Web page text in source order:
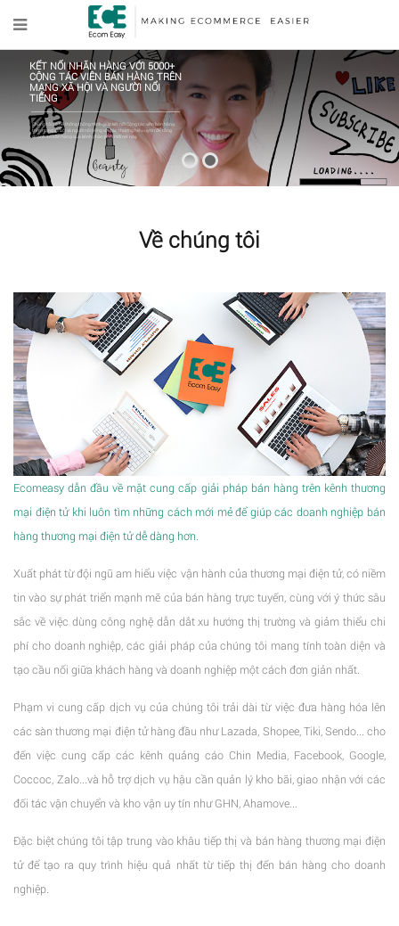
KẾT NỐI NHÃN HÀNG VỚI 5000+
CỘNG TÁC VIÊN BÁN HÀNG TRÊN
MẠNG XÃ HỘI VÀ NGƯỜI NỔI
TIẾNG
Chúng tôi có hệ thống thông minh giúp kết nối Cộng tác viên bán hàng
trên mạng xã hội và người nổi tiếng với các thương hiệu uy tín để tăng
doanh số bán hàng qua kênh phân phối mới mẻ này.
Về chúng tôi
Ecomeasy dẫn đầu về mặt cung cấp giải pháp bán hàng trên kênh thương
mại điện tử khi luôn tìm những cách mới mẻ để giúp các doanh nghiệp bán
hàng thương mại điện tử dễ dàng hơn.
Xuất phát từ đội ngũ am hiểu việc vận hành của thương mại điện tử, có niềm
tin vào sự phát triển mạnh mẽ của bán hàng trực tuyến, cùng với ý thức sâu
sắc về việc dùng công nghệ dẫn dắt xu hướng thị trường và giảm thiểu chi
phí cho doanh nghiệp, các giải pháp của chúng tôi mang tính toàn diện và
tạo cầu nối giữa khách hàng và doanh nghiệp một cách đơn giản nhất.
Phạm vi cung cấp dịch vụ của chúng tôi trải dài từ việc đưa hàng hóa lên
các sàn thương mại điện tử hàng đầu như Lazada, Shopee, Tiki, Sendo... cho
đến việc cung cấp các kênh quảng cáo Chin Media, Facebook, Google,
Coccoc, Zalo...và hỗ trợ dịch vụ hậu cần quản lý kho bãi, giao nhận với các
đối tác vận chuyển và kho vận uy tín như GHN, Ahamove...
Đặc biệt chúng tôi tập trung vào khâu tiếp thị và bán hàng thương mại điện
tử để tạo ra quy trình hiệu quả nhất từ tiếp thị đến bán hàng cho doanh
nghiệp.